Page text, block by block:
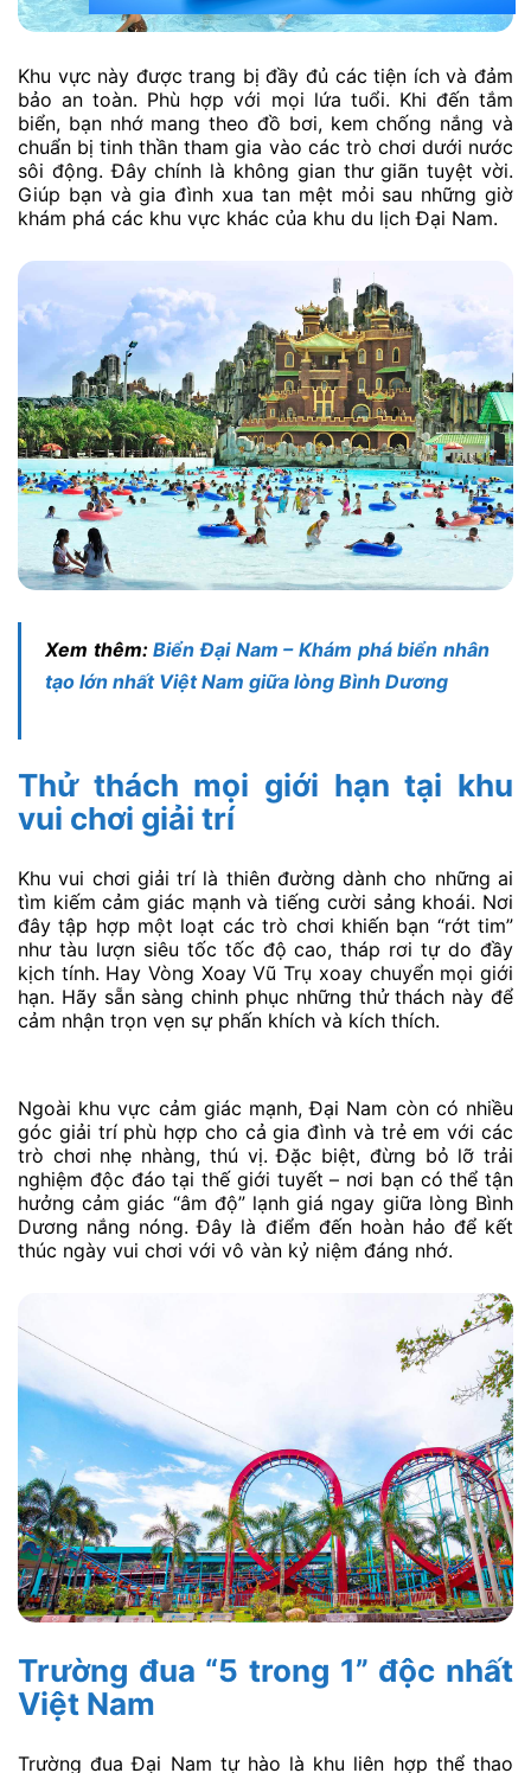
Khu vực này được trang bị đầy đủ các tiện ích và đảm
bảo an toàn. Phù hợp với mọi lứa tuổi. Khi đến tắm
biển, bạn nhớ mang theo đồ bơi, kem chống nắng và
chuẩn bị tinh thần tham gia vào các trò chơi dưới nước
sôi động. Đây chính là không gian thư giãn tuyệt vời.
Giúp bạn và gia đình xua tan mệt mỏi sau những giờ
khám phá các khu vực khác của khu du lịch Đại Nam.
Xem thêm:Biển Đại Nam – Khám phá biển nhân
tạo lớn nhất Việt Nam giữa lòng Bình Dương
Thử thách mọi giới hạn tại khu
vui chơi giải trí
Khu vui chơi giải trí là thiên đường dành cho những ai
tìm kiếm cảm giác mạnh và tiếng cười sảng khoái. Nơi
đây tập hợp một loạt các trò chơi khiến bạn “rớt tim”
như tàu lượn siêu tốc tốc độ cao, tháp rơi tự do đầy
kịch tính. Hay Vòng Xoay Vũ Trụ xoay chuyển mọi giới
hạn. Hãy sẵn sàng chinh phục những thử thách này để
cảm nhận trọn vẹn sự phấn khích và kích thích.
Ngoài khu vực cảm giác mạnh, Đại Nam còn có nhiều
góc giải trí phù hợp cho cả gia đình và trẻ em với các
trò chơi nhẹ nhàng, thú vị. Đặc biệt, đừng bỏ lỡ trải
nghiệm độc đáo tại thế giới tuyết – nơi bạn có thể tận
hưởng cảm giác “âm độ” lạnh giá ngay giữa lòng Bình
Dương nắng nóng. Đây là điểm đến hoàn hảo để kết
thúc ngày vui chơi với vô vàn kỷ niệm đáng nhớ.